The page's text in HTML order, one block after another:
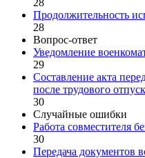
Продолжительность
28
Вопрос-ответ
Уведомление
29
Составление акта
после трудового
30
Случайные ошибки
Работа совместителя
30
Передача документов